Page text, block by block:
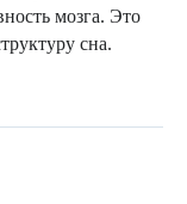
мозга. Это
сна.